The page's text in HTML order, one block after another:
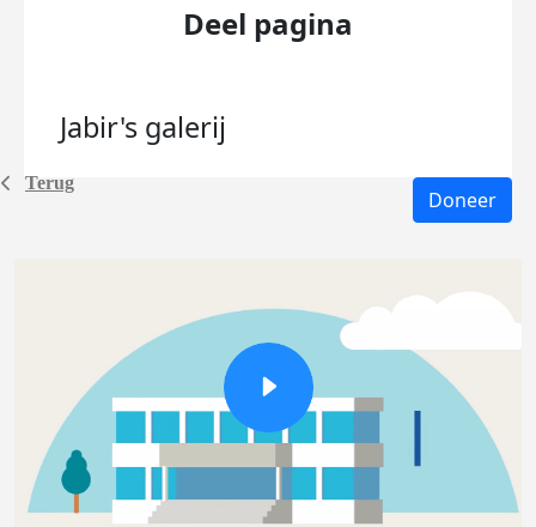
Terug
Deel pagina
Jabir's galerij
Doneer